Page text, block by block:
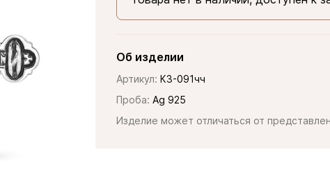
Об изделии
Артикул: К3-091чч
Проба: Ag 925
Изделие может отличаться от